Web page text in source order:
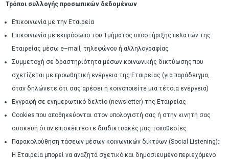
Τρόποι συλλογής προσωπικών δεδομένων
Επικοινωνία με την Εταιρεία
Επικοινωνία με εκπρόσωπο του Τμήματος υποστήριξης πελατών της
Εταιρείας μέσω e–mail, τηλεφώνου ή αλληλογραφίας
Συμμετοχή σε δραστηριότητα μέσων κοινωνικής δικτύωσης που
σχετίζεται με προωθητική ενέργεια της Εταιρείας (για παράδειγμα,
όταν δηλώνετε ότι σας αρέσει ή κοινοποιείτε μια τέτοια ενέργεια)
Εγγραφή σε ενημερωτικό δελτίο (newsletter) της Εταιρείας
Cookies που αποθηκεύονται στον υπολογιστή σας ή στην κινητή σας
συσκευή όταν επισκέπτεστε διαδικτυακές μας τοποθεσίες
Παρακολούθηση τάσεων μέσων κοινωνικών δικτύων (Social Listening):
Η Εταιρεία μπορεί να αναζητά σχετικό και δημοσιευμένο περιεχόμενο